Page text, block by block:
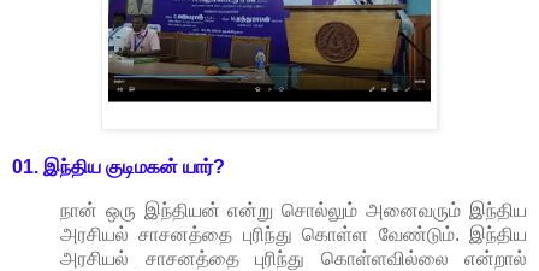
01. இந்திய குடிமகன் யார்?
நான் ஒரு இந்தியன் என்று சொல்லும் அனைவரும் இந்திய
அரசியல் சாசனத்தை புரிந்து கொள்ள வேண்டும். இந்திய
அரசியல் சாசனத்தை புரிந்து கொள்ளவில்லை என்றால்